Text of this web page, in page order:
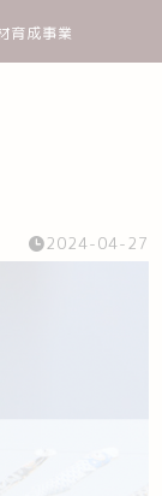
育成事業
2024-04-27